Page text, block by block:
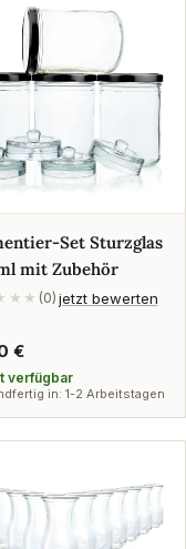
Set Sturzglas
mit Zubehör
(0) jetzt bewerten
€
verfügbar
in: 1-2 Arbeitstagen